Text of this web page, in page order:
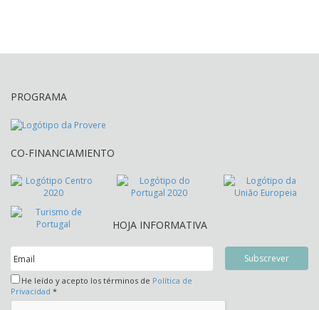
PROGRAMA
CO-FINANCIAMIENTO
HOJA INFORMATIVA
He leído y acepto los términos de Política de
Privacidad *